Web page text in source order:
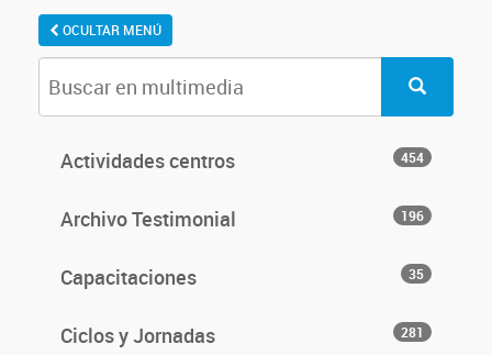
OCULTAR MENÚ
Actividades centros 454
Archivo Testimonial 196
Capacitaciones 35
Ciclos y Jornadas 281